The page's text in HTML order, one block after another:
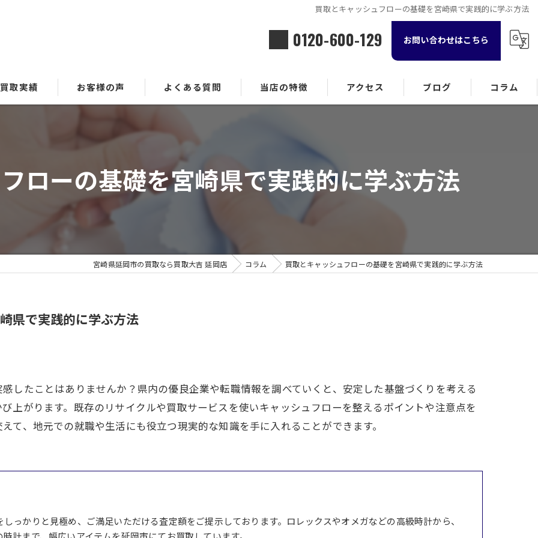
買取とキャッシュフローの基礎を宮崎県で実践的に学ぶ方法
0120-600-129 お問い合わせはこちら
買取実績 お客様の声 よくある質問 当店の特徴
時計
アクセス ブログ コラム
ローの基礎を宮崎県で実践的に学ぶ方法
宮崎県延岡市の買取なら買取大吉 延岡店 コラム 買取とキャッシュフローの基礎を宮崎県で実践的に学ぶ方法
県で実践的に学ぶ方法
したことはありませんか？県内の優良企業や転職情報を調べていくと、安定した基盤づくりを考える
上がります。既存のリサイクルや買取サービスを使いキャッシュフローを整えるポイントや注意点を
て、地元での就職や生活にも役立つ現実的な知識を手に入れることができます。
っかりと見極め、ご満足いただける査定額をご提示しております。ロレックスやオメガなどの高級時計から、